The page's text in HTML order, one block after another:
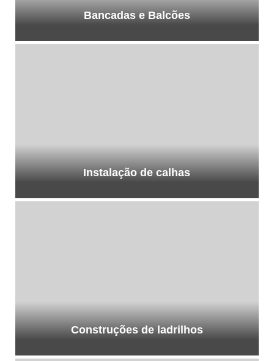
Bancadas e Balcões
Instalação de calhas
Construções de ladrilhos